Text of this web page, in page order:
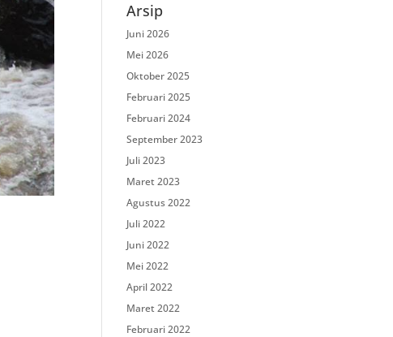
Arsip
Juni 2026
Mei 2026
Oktober 2025
Februari 2025
Februari 2024
September 2023
Juli 2023
Maret 2023
Agustus 2022
Juli 2022
Juni 2022
Mei 2022
April 2022
Maret 2022
Februari 2022